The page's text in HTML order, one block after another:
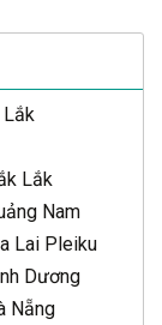
Lắk
Lắk
Nam
Lai Pleiku
Dương
Nẵng